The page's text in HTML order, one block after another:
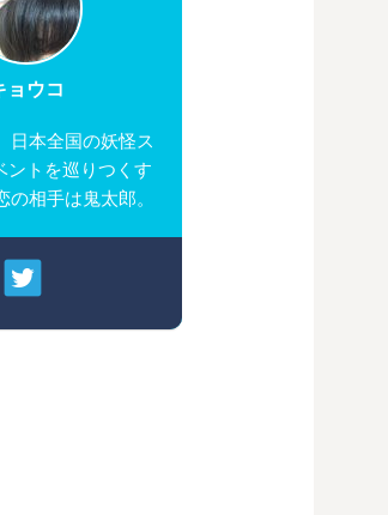
ョウコ
日本全国の妖怪ス
ントを巡りつくす
の相手は鬼太郎。